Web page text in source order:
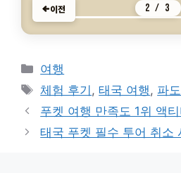
이전 2 / 3
카
테
고
리
여행
태
그
체험 후기 ,태국 여행 , 파
푸켓 여행 만족도 1위 액
태국 푸켓 필수 투어 취소